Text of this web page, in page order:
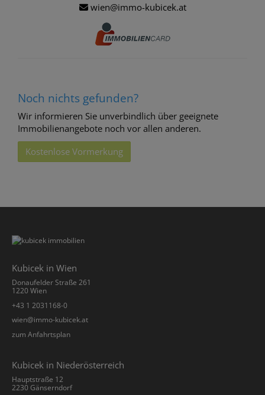
wien@immo-kubicek.at
Noch nichts gefunden?
Wir informieren Sie unverbindlich über geeignete
Immobilienangebote noch vor allen anderen.
Kostenlose Vormerkung
Kubicek in Wien
Donaufelder Straße 261
1220 Wien
+43 1 2031168-0
­wien@immo-kubicek.at
zum Anfahrtsplan
Kubicek in Niederösterreich
Hauptstraße 12
2230 Gänserndorf